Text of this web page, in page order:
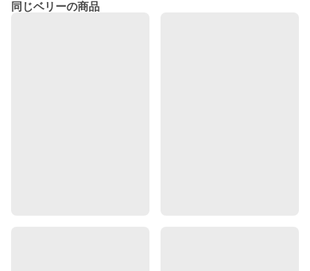
同じベリーの商品